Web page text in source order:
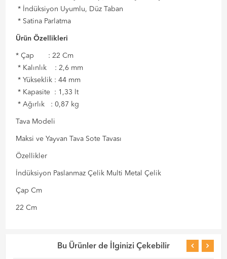
* İndüksiyon Uyumlu, Düz Taban
* Satina Parlatma
Ürün Özellikleri
* Çap : 22 Cm
* Kalınlık : 2,6 mm
* Yükseklik : 44 mm
* Kapasite : 1,33 lt
* Ağırlık : 0,87 kg
Tava Modeli
Maksi ve Yayvan Tava Sote Tavası
Özellikler
İndüksiyon Paslanmaz Çelik Multi Metal Çelik
Çap Cm
22 Cm
Bu Ürünler de İlginizi Çekebilir